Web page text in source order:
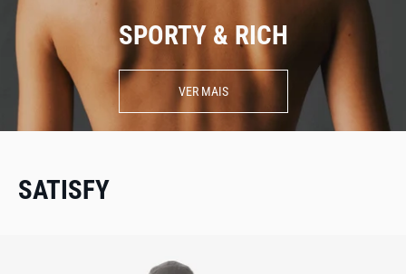
SPORTY & RICH
VER MAIS
SATISFY